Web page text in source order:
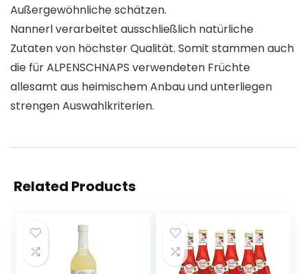
Außergewöhnliche schätzen.
Nannerl verarbeitet ausschließlich natürliche
Zutaten von höchster Qualität. Somit stammen auch
die für ALPENSCHNAPS verwendeten Früchte
allesamt aus heimischem Anbau und unterliegen
strengen Auswahlkriterien.
Related Products